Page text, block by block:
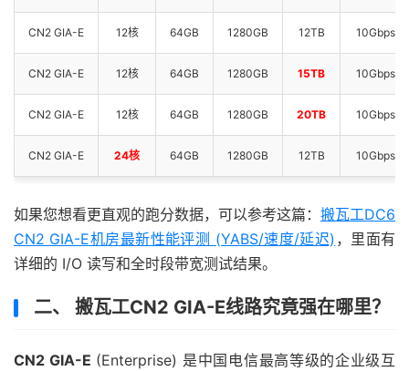
CN2 GIA-E 12核 64GB 1280GB 12TB 10Gbps
CN2 GIA-E 12核 64GB 1280GB 15TB 10Gbps
CN2 GIA-E 12核 64GB 1280GB 20TB 10Gbps
CN2 GIA-E 24核 64GB 1280GB 12TB 10Gbps
如果您想看更直观的跑分数据，可以参考这篇： 搬瓦工DC6
CN2 GIA-E机房最新性能评测 (YABS/速度/延迟) ，里面有
详细的 I/O 读写和全时段带宽测试结果。
二、 搬瓦工CN2 GIA-E线路究竟强在哪里？
CN2 GIA-E (Enterprise) 是中国电信最高等级的企业级互